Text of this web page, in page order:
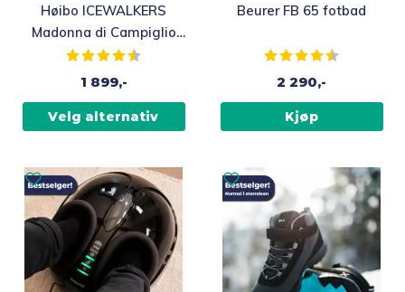
Høibo ICEWALKERS
Madonna di Campiglio
piggsko, vendbare pigger
Karakter:
1 899,-
Velg alternativ
Beurer FB 65 fotbad
Karakter:
2 290,-
Kjøp